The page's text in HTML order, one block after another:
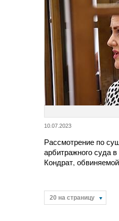
10.07.2023
Рассмотрение по
арбитражного суда
Кондрат,
20 на страницу